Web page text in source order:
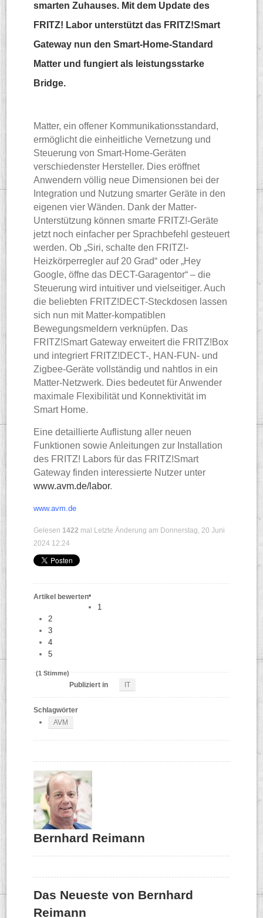
smarten Zuhauses. Mit dem Update des
FRITZ! Labor unterstützt das FRITZ!Smart
Gateway nun den Smart-Home-Standard
Matter und fungiert als leistungsstarke
Bridge.
Matter, ein offener Kommunikationsstandard,
ermöglicht die einheitliche Vernetzung und
Steuerung von Smart-Home-Geräten
verschiedenster Hersteller. Dies eröffnet
Anwendern völlig neue Dimensionen bei der
Integration und Nutzung smarter Geräte in den
eigenen vier Wänden. Dank der Matter-
Unterstützung können smarte FRITZ!-Geräte
jetzt noch einfacher per Sprachbefehl gesteuert
werden. Ob „Siri, schalte den FRITZ!-
Heizkörperregler auf 20 Grad“ oder „Hey
Google, öffne das DECT-Garagentor“ – die
Steuerung wird intuitiver und vielseitiger. Auch
die beliebten FRITZ!DECT-Steckdosen lassen
sich nun mit Matter-kompatiblen
Bewegungsmeldern verknüpfen. Das
FRITZ!Smart Gateway erweitert die FRITZ!Box
und integriert FRITZ!DECT-, HAN-FUN- und
Zigbee-Geräte vollständig und nahtlos in ein
Matter-Netzwerk. Dies bedeutet für Anwender
maximale Flexibilität und Konnektivität im
Smart Home.
Eine detaillierte Auflistung aller neuen
Funktionen sowie Anleitungen zur Installation
des FRITZ! Labors für das FRITZ!Smart
Gateway finden interessierte Nutzer unter
www.avm.de/labor.
www.avm.de
Gelesen 1422 mal Letzte Änderung am Donnerstag, 20 Juni
2024 12:24
Artikel bewerten
1
2
3
4
5
(1 Stimme)
Publiziert in IT
Schlagwörter
AVM
Bernhard Reimann
Das Neueste von Bernhard
Reimann